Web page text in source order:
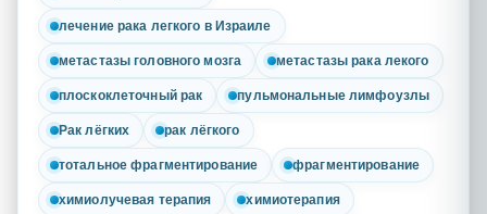
лечение рака легкого в Израиле
метастазы головного мозга метастазы рака лекого
плоскоклеточный рак пульмональные лимфоузлы
Рак лёгких рак лёгкого
тотальное фрагментирование фрагментирование
химиолучевая терапия химиотерапия